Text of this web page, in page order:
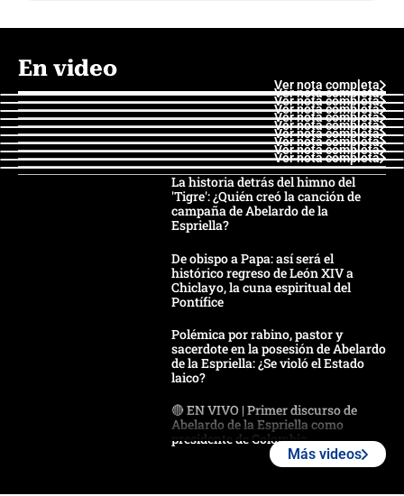
En video
Ver nota completa
Ver nota completa
Ver nota completa
Ver nota completa
Ver nota completa
Ver nota completa
Ver nota completa
Ver nota completa
Ver nota completa
Ver nota completa
La historia detrás del himno del
'Tigre': ¿Quién creó la canción de
campaña de Abelardo de la
Espriella?
De obispo a Papa: así será el
histórico regreso de León XIV a
Chiclayo, la cuna espiritual del
Pontífice
Polémica por rabino, pastor y
sacerdote en la posesión de Abelardo
de la Espriella: ¿Se violó el Estado
laico?
🔴 EN VIVO | Primer discurso de
Abelardo de la Espriella como
presidente de Colombia
Más videos